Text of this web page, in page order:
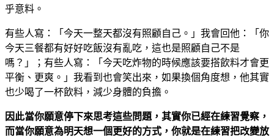
乎意料。
有些人寫：「今天一整天都沒有照顧自己。」我會回他：「你
今天三餐都有好好吃飯沒有亂吃，這也是照顧自己不是
嗎？」；有些人寫：「今天吃炸物的時候應該要搭飲料才會更
平衡、更爽。」我看到也會笑出來，如果換個角度想，他其實
也少喝了一杯飲料，減少身體的負擔。
因此當你願意停下來思考這些問題，其實你已經在練習覺察，
而當你願意為明天想一個更好的方式，你就是在練習把改變放